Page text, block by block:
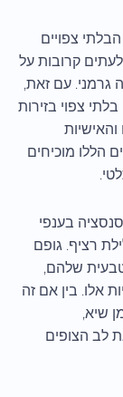
צפויים
קרובות על
גרמני. עם זאת,
צפוי בזירות
הללו מוכיחים
בענפי
רציף. גופם
שלהם,
אלו. בין אם זה
שיא,
לב הצופים